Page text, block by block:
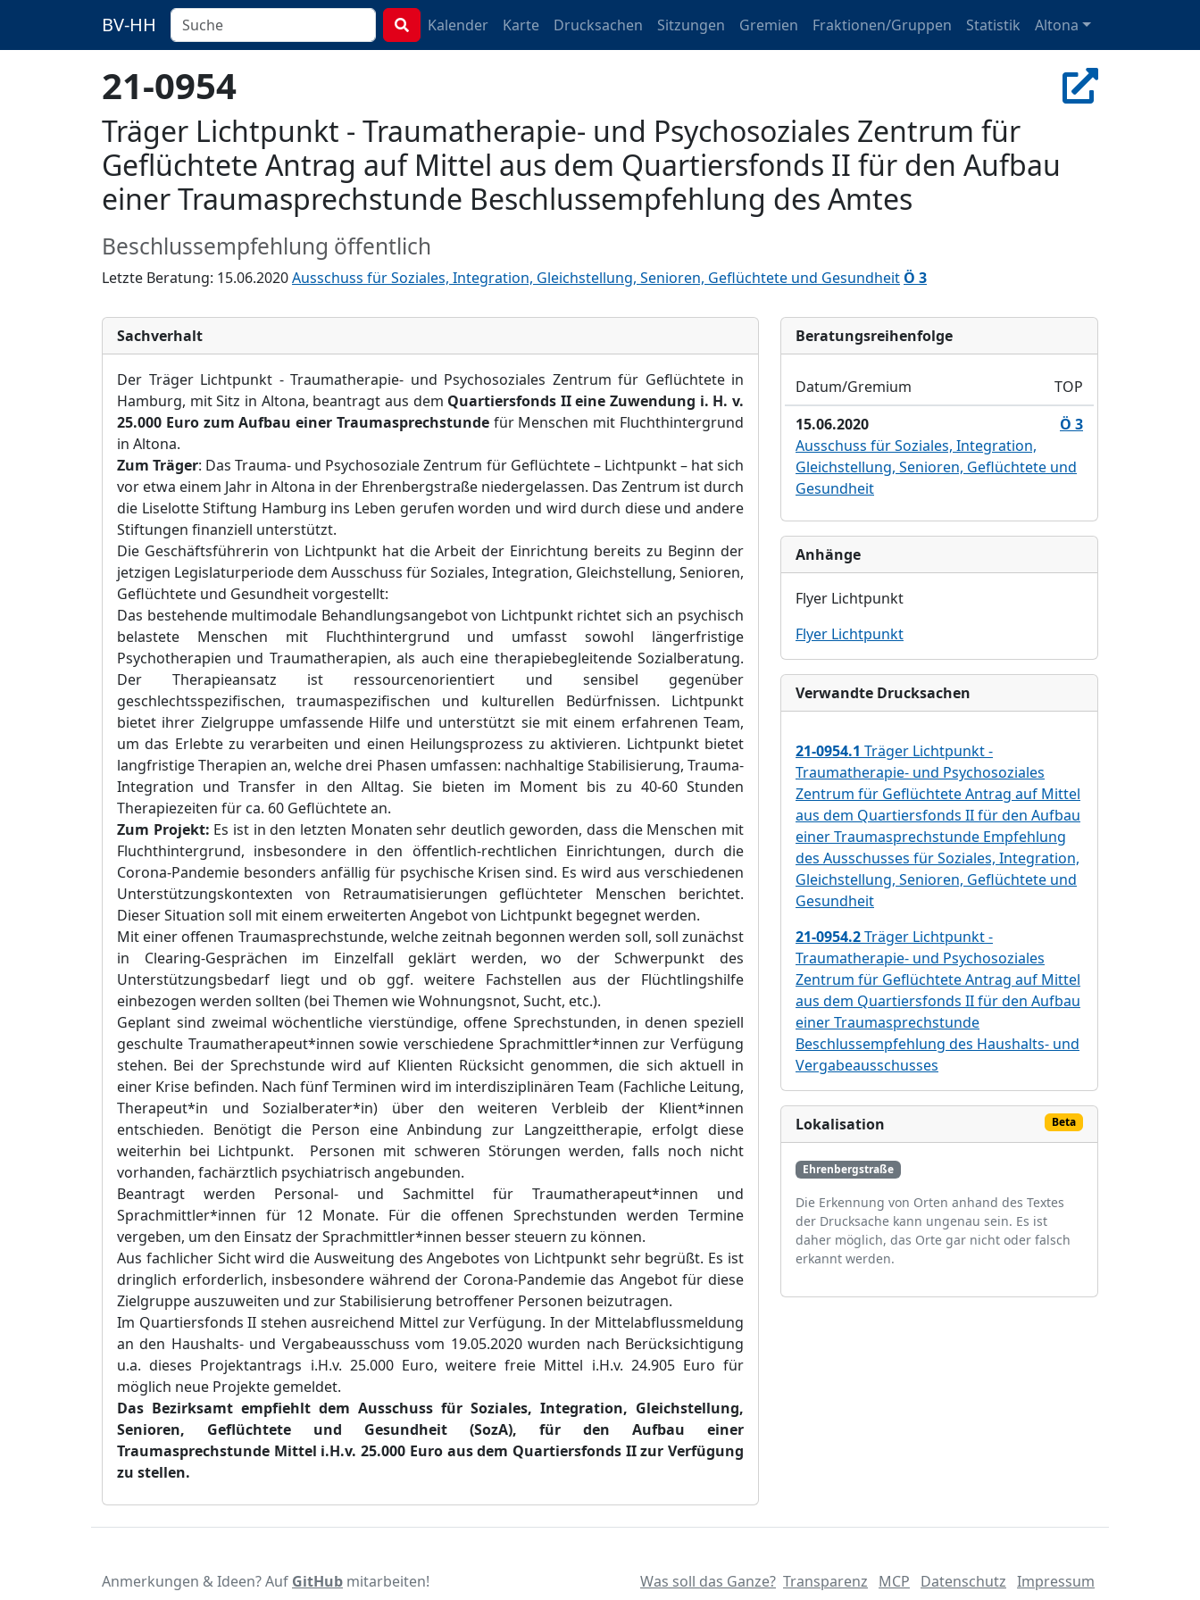
BV-HH Kalender Karte Drucksachen Sitzungen Gremien Fraktionen/Gruppen Statistik Altona
21-0954
Träger Lichtpunkt - Traumatherapie- und Psychosoziales Zentrum für
Geflüchtete Antrag auf Mittel aus dem Quartiersfonds II für den Aufbau
einer Traumasprechstunde Beschlussempfehlung des Amtes
Beschlussempfehlung öffentlich
Letzte Beratung: 15.06.2020Ausschuss für Soziales, Integration, Gleichstellung, Senioren, Geflüchtete und Gesundheit Ö 3
Sachverhalt
Der Träger Lichtpunkt - Traumatherapie- und Psychosoziales Zentrum für Geflüchtete in
Hamburg, mit Sitz in Altona, beantragt aus dem Quartiersfonds IIeine Zuwendung i. H. v.
25.000 Eurozum Aufbau einer Traumasprechstundefür Menschen mit Fluchthintergrund
in Altona.
Zum Träger: Das Trauma- und Psychosoziale Zentrum für Geflüchtete –Lichtpunkt – hat sich
vor etwa einem Jahr in Altona in der Ehrenbergstraße niedergelassen. Das Zentrum ist durch
die Liselotte Stiftung Hamburg ins Leben gerufen worden und wird durch diese und andere
Stiftungen finanziell unterstützt.
Die Geschäftsführerin von Lichtpunkt hat die Arbeit der Einrichtung bereits zu Beginn der
jetzigen Legislaturperiode dem Ausschuss für Soziales, Integration, Gleichstellung, Senioren,
Geflüchtete und Gesundheitvorgestellt:
Das bestehende multimodale Behandlungsangebot von Lichtpunktrichtet sich an psychisch
belastete Menschen mit Fluchthintergrund und umfasst sowohl längerfristige
Psychotherapien und Traumatherapien, als auch eine therapiebegleitende Sozialberatung.
Der Therapieansatz ist ressourcenorientiert und sensibel gegenüber
geschlechtsspezifischen, traumaspezifischen und kulturellen Bedürfnissen. Lichtpunkt
bietet ihrer Zielgruppe umfassende Hilfe und unterstützt sie mit einem erfahrenen Team,
um das Erlebte zu verarbeiten und einen Heilungsprozess zu aktivieren. Lichtpunkt bietet
langfristige Therapienan, welche drei Phasen umfassen: nachhaltige Stabilisierung, Trauma-
Integration und Transfer in den Alltag. Sie bieten im Moment bis zu 40-60 Stunden
Therapiezeiten für ca. 60 Geflüchtetean.
Zum Projekt: Es ist in den letzten Monaten sehr deutlich geworden, dass die Menschen mit
Fluchthintergrund, insbesondere in den öffentlich-rechtlichen Einrichtungen, durch die
Corona-Pandemie besonders anfällig für psychische Krisen sind. Es wird aus verschiedenen
Unterstützungskontexten von Retraumatisierungen geflüchteter Menschen berichtet.
Dieser Situation soll mit einem erweiterten Angebot von Lichtpunkt begegnet werden.
Mit einer offenen Traumasprechstunde, welche zeitnah begonnen werden soll, soll zunächst
in Clearing-Gesprächen im Einzelfall geklärt werden, wo der Schwerpunkt des
Unterstützungsbedarf liegt und ob ggf. weitere Fachstellen aus der Flüchtlingshilfe
einbezogen werden sollten (bei Themen wie Wohnungsnot, Sucht, etc.).
Geplant sind zweimal wöchentliche vierstündige, offene Sprechstunden, in denen speziell
geschulte Traumatherapeut*innen sowie verschiedene Sprachmittler*innen zur Verfügung
stehen. Bei der Sprechstunde wird auf Klienten Rücksicht genommen, die sich aktuell in
einer Krise befinden. Nach fünf Terminen wird im interdisziplinären Team (Fachliche Leitung,
Therapeut*in und Sozialberater*in) über den weiteren Verbleib der Klient*innen
entschieden. Benötigt die Person eine Anbindung zur Langzeittherapie, erfolgt diese
weiterhin bei Lichtpunkt. Personen mit schweren Störungen werden, falls noch nicht
vorhanden, fachärztlich psychiatrisch angebunden.
Beantragt werden Personal- und Sachmittel für Traumatherapeut*innen und
Sprachmittler*innen für 12 Monate. Für die offenen Sprechstunden werden Termine
vergeben, um den Einsatz der Sprachmittler*innen besser steuern zu können.
Aus fachlicher Sicht wird die Ausweitung des Angebotes von Lichtpunkt sehr begrüßt. Es ist
dringlich erforderlich, insbesondere während der Corona-Pandemie das Angebot für diese
Zielgruppe auszuweiten und zur Stabilisierung betroffener Personen beizutragen.
Im Quartiersfonds II stehen ausreichend Mittel zur Verfügung. In der Mittelabflussmeldung
an den Haushalts- und Vergabeausschuss vom 19.05.2020 wurden nach Berücksichtigung
u.a. dieses Projektantrags i.H.v. 25.000 Euro, weitere freie Mittel i.H.v. 24.905 Euro für
möglich neue Projekte gemeldet.
Das Bezirksamt empfiehlt dem Ausschuss für Soziales, Integration, Gleichstellung,
Senioren, Geflüchtete und Gesundheit (SozA), für den Aufbau einer
Traumasprechstunde Mittel i.H.v. 25.000 Euroaus dem QuartiersfondsIIzur Verfügung
zu stellen.
Bera­tungs­reihen­folge
Datum/Gremium
TOP
15.06.2020
Ö 3
Ausschuss für Soziales, Integration,
Gleichstellung, Senioren, Geflüchtete und
Gesundheit
Anhänge
Flyer Lichtpunkt
Flyer Lichtpunkt
Verwandte Drucksachen
21-0954.1 Träger Lichtpunkt -
Traumatherapie- und Psychosoziales
Zentrum für Geflüchtete Antrag auf Mittel
aus dem Quartiersfonds II für den Aufbau
einer Traumasprechstunde Empfehlung
des Ausschusses für Soziales, Integration,
Gleichstellung, Senioren, Geflüchtete und
Gesundheit
21-0954.2Träger Lichtpunkt -
Traumatherapie- und Psychosoziales
Zentrum für Geflüchtete Antrag auf Mittel
aus dem Quartiersfonds II für den Aufbau
einer Traumasprechstunde
Beschlussempfehlung des Haushalts- und
Vergabeausschusses
Lokalisation Beta
Ehrenbergstraße
Die Erkennung von Orten anhand des Textes
der Drucksache kann ungenau sein. Es ist
daher möglich, das Orte gar nicht oder falsch
erkannt werden.
Was soll das Ganze? Transparenz MCP Datenschutz Impressum
Anmerkungen & Ideen? Auf GitHub mitarbeiten!